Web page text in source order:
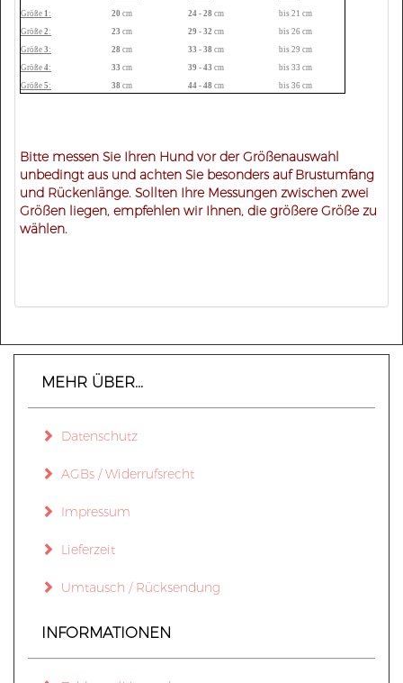
Größe 1 : 20 cm 24 - 28 cm
bis 21 cm
Größe 2 : 23 cm 29 - 32 cm
bis 26 cm
Größe 3 : 28 cm 33 - 38 cm
bis 29 cm
Größe 4: 33 cm 39 - 43 cm
bis 33 cm
Größe 5 : 38 cm 44 - 48 cm bis 36 cm
Bitte messen Sie Ihren Hund vor der Größenauswahl
unbedingt aus und achten Sie besonders auf Brustumfang
und Rückenlänge. Sollten Ihre Messungen zwischen zwei
Größen liegen, empfehlen wir Ihnen, die größere Größe zu
wählen.
MEHR ÜBER...
Datenschutz
AGBs / Widerrufsrecht
Impressum
Lieferzeit
Umtausch / Rücksendung
INFORMATIONEN